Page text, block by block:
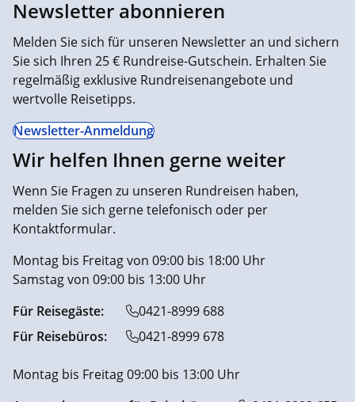
Newsletter abonnieren
Melden Sie sich für unseren Newsletter an und sichern
Sie sich Ihren 25 € Rundreise-Gutschein. Erhalten Sie
regelmäßig exklusive Rundreisenangebote und
wertvolle Reisetipps.
Newsletter-Anmeldung
Wir helfen Ihnen gerne weiter
Wenn Sie Fragen zu unseren Rundreisen haben,
melden Sie sich gerne telefonisch oder per
Kontaktformular.
Montag bis Freitag von 09:00 bis 18:00 Uhr
Samstag von 09:00 bis 13:00 Uhr
Für Reisegäste:
0421-8999 688
Für Reisebüros:
0421-8999 678
Montag bis Freitag 09:00 bis 13:00 Uhr